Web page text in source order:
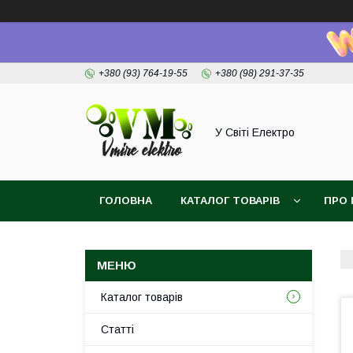
+380 (93) 764-19-55 +380 (98) 291-37-35
У Світі Електро
ГОЛОВНА КАТАЛОГ ТОВАРІВ ПРО
Каталог товарів
Статті